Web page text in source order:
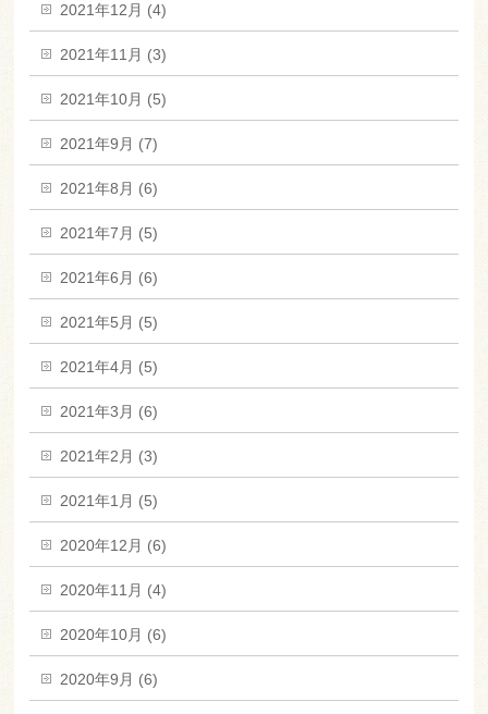
2021年12月 (4)
2021年11月 (3)
2021年10月 (5)
2021年9月 (7)
2021年8月 (6)
2021年7月 (5)
2021年6月 (6)
2021年5月 (5)
2021年4月 (5)
2021年3月 (6)
2021年2月 (3)
2021年1月 (5)
2020年12月 (6)
2020年11月 (4)
2020年10月 (6)
2020年9月 (6)